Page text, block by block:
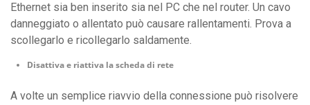
Ethernet sia ben inserito sia nel PC che nel router. Un cavo
danneggiato o allentato può causare rallentamenti. Prova a
scollegarlo e ricollegarlo saldamente.
Disattiva e riattiva la scheda di rete
A volte un semplice riavvio della connessione può risolvere